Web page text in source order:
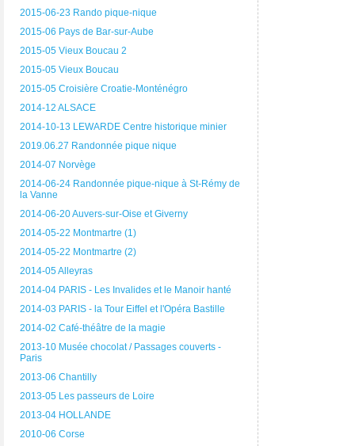
2015-06-23 Rando pique-nique
2015-06 Pays de Bar-sur-Aube
2015-05 Vieux Boucau 2
2015-05 Vieux Boucau
2015-05 Croisière Croatie-Monténégro
2014-12 ALSACE
2014-10-13 LEWARDE Centre historique minier
2019.06.27 Randonnée pique nique
2014-07 Norvège
2014-06-24 Randonnée pique-nique à St-Rémy de
la Vanne
2014-06-20 Auvers-sur-Oise et Giverny
2014-05-22 Montmartre (1)
2014-05-22 Montmartre (2)
2014-05 Alleyras
2014-04 PARIS - Les Invalides et le Manoir hanté
2014-03 PARIS - la Tour Eiffel et l'Opéra Bastille
2014-02 Café-théâtre de la magie
2013-10 Musée chocolat / Passages couverts -
Paris
2013-06 Chantilly
2013-05 Les passeurs de Loire
2013-04 HOLLANDE
2010-06 Corse